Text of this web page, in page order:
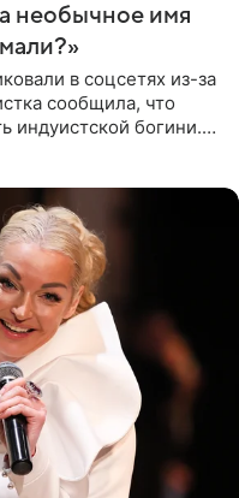
необычное имя
в соцсетях из-за
сообщила, что
индуистской богини.